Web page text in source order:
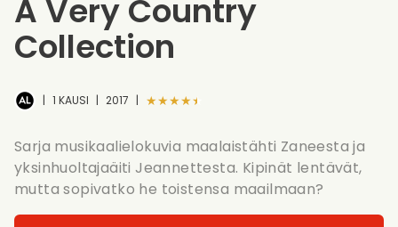
A Very Country
Collection
| 1 KAUSI | 2017 | ★★★★★
Sarja musikaalielokuvia maalaistähti Zaneesta ja
yksinhuoltajaäiti Jeannettesta. Kipinät lentävät,
mutta sopivatko he toistensa maailmaan?